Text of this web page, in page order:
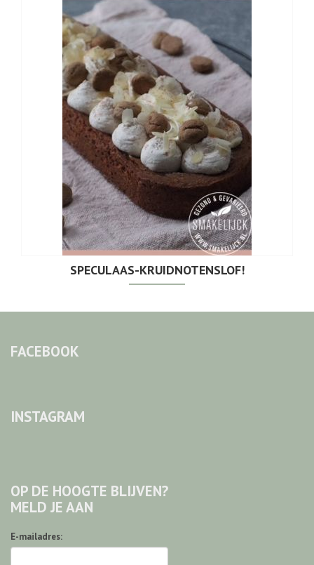
SPECULAAS-KRUIDNOTENSLOF!
FACEBOOK
INSTAGRAM
OP DE HOOGTE BLIJVEN?
MELD JE AAN
E-mailadres: